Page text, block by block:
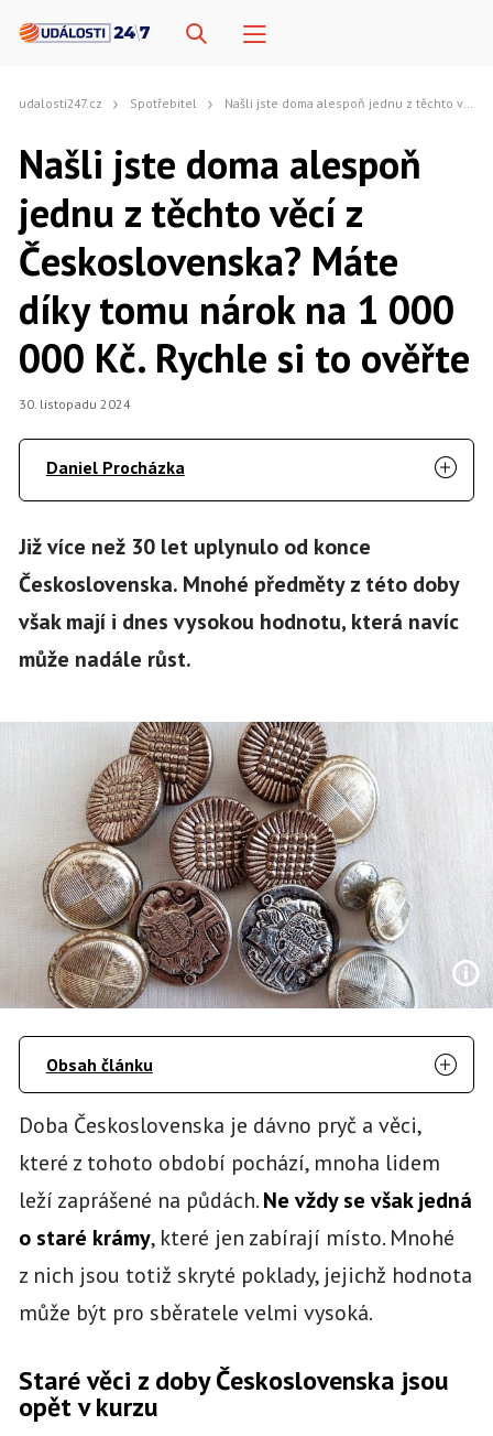
udalosti247.cz Spotřebitel Našli jste doma alespoň jednu z těchto věcí z Československa? Máte díky tomu nárok na 1 000 000 Kč. Rychle si to ověřte
Našli jste doma alespoň
jednu z těchto věcí z
Československa? Máte
díky tomu nárok na 1 000
000 Kč. Rychle si to ověřte
30. listopadu 2024
Daniel Procházka
Již více než 30 let uplynulo od konce
Československa. Mnohé předměty z této doby
však mají i dnes vysokou hodnotu, která navíc
může nadále růst.
Obsah článku
Doba Československa je dávno pryč a věci,
které z tohoto období pochází, mnoha lidem
leží zaprášené na půdách.Ne vždy se však jedná
o staré krámy, které jen zabírají místo. Mnohé
z nich jsou totiž skryté poklady, jejichž hodnota
může být pro sběratele velmi vysoká.
Staré věci z doby Československa jsou
opět v kurzu